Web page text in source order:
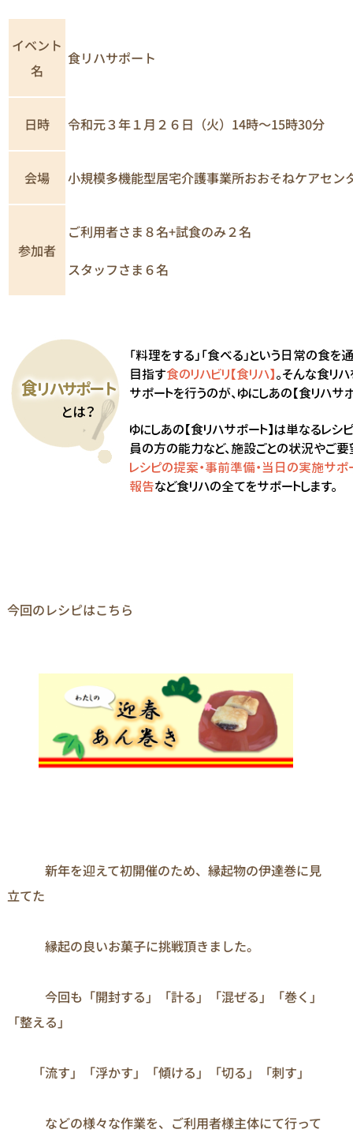
イベント
名
食リハサポート
日時 令和元３年１月２６日（火）14時～15時30分
会場 小規模多機能型居宅介護事業所おおそねケアセン
参加者
ご利用者さま８名+試食のみ２名
スタッフさま６名
今回のレシピはこちら
新年を迎えて初開催のため、縁起物の伊達巻に見
立てた
縁起の良いお菓子に挑戦頂きました。
今回も「開封する」「計る」「混ぜる」「巻く」
「整える」
「流す」「浮かす」「傾ける」「切る」「刺す」
などの様々な作業を、ご利用者様主体にて行って